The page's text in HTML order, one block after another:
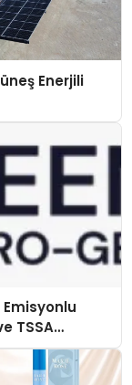
Enerjili
Emisyonlu
TSSA